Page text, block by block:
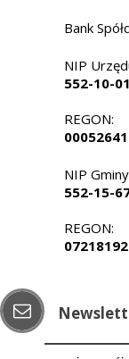
Bank
NIP
552-10-
REGON:
NIP
552-15-
REGON: